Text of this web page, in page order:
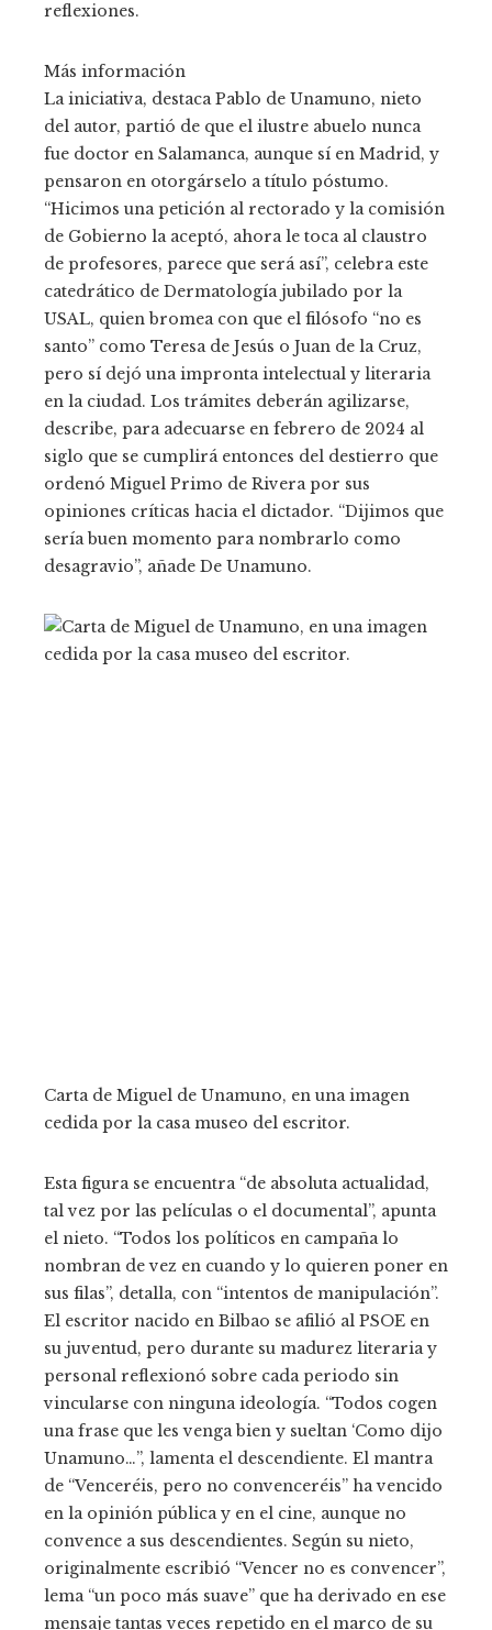
reflexiones.
Más información
La iniciativa, destaca Pablo de Unamuno, nieto
del autor, partió de que el ilustre abuelo nunca
fue doctor en Salamanca, aunque sí en Madrid, y
pensaron en otorgárselo a título póstumo.
“Hicimos una petición al rectorado y la comisión
de Gobierno la aceptó, ahora le toca al claustro
de profesores, parece que será así”, celebra este
catedrático de Dermatología jubilado por la
USAL, quien bromea con que el filósofo “no es
santo” como Teresa de Jesús o Juan de la Cruz,
pero sí dejó una impronta intelectual y literaria
en la ciudad. Los trámites deberán agilizarse,
describe, para adecuarse en febrero de 2024 al
siglo que se cumplirá entonces del destierro que
ordenó Miguel Primo de Rivera por sus
opiniones críticas hacia el dictador. “Dijimos que
sería buen momento para nombrarlo como
desagravio”, añade De Unamuno.
Carta de Miguel de Unamuno, en una imagen
cedida por la casa museo del escritor.
Esta figura se encuentra “de absoluta actualidad,
tal vez por las películas o el documental”, apunta
el nieto. “Todos los políticos en campaña lo
nombran de vez en cuando y lo quieren poner en
sus filas”, detalla, con “intentos de manipulación”.
El escritor nacido en Bilbao se afilió al PSOE en
su juventud, pero durante su madurez literaria y
personal reflexionó sobre cada periodo sin
vincularse con ninguna ideología. “Todos cogen
una frase que les venga bien y sueltan ‘Como dijo
Unamuno…”, lamenta el descendiente. El mantra
de “Venceréis, pero no convenceréis” ha vencido
en la opinión pública y en el cine, aunque no
convence a sus descendientes. Según su nieto,
originalmente escribió “Vencer no es convencer”,
lema “un poco más suave” que ha derivado en ese
mensaje tantas veces repetido en el marco de su